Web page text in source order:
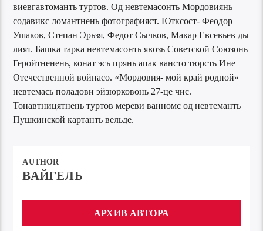
виевгавтоманть туртов. Од невтемасонть Мордовиянь
содавикс ломантнень фотографияст. Ютксост- Феодор
Ушаков, Степан Эрьзя, Федот Сычков, Макар Евсевьев ды
лият. Башка тарка невтемасонть явозь Советской Союзонь
Геройтненень, конат эсь прянь апак вансто тюрсть Ине
Отечественной войнасо. «Мордовия- мой край родной»
невтемась поладови эйзюрковонь 27-це чис.
Тонавтницятнень туртов мереви ванномс од невтеманть
Пушкинской картанть вельде.
AUTHOR
ВАЙГЕЛЬ
АРХИВ АВТОРА